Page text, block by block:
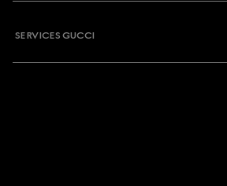
SERVICES GUCCI